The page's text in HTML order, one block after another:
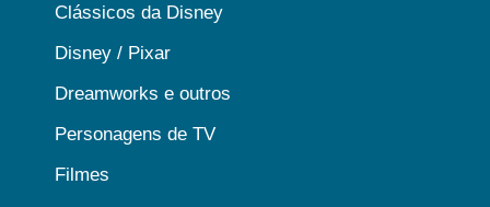
Clássicos da Disney
Disney / Pixar
Dreamworks e outros
Personagens de TV
Filmes